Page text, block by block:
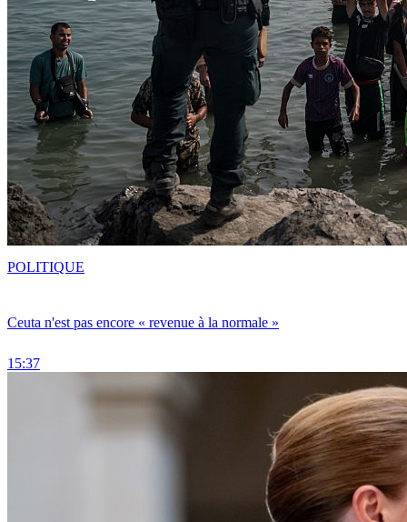
Ceuta n'est pas encore « revenue à la normale »
15:37
POLITIQUE